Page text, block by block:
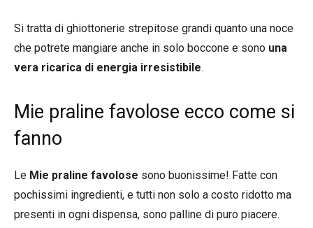
Si tratta di ghiottonerie strepitose grandi quanto una noce
che potrete mangiare anche in solo boccone e sono una
vera ricarica di energia irresistibile.
Mie praline favolose ecco come si
fanno
Le Mie praline favolose sono buonissime! Fatte con
pochissimi ingredienti, e tutti non solo a costo ridotto ma
presenti in ogni dispensa, sono palline di puro piacere.